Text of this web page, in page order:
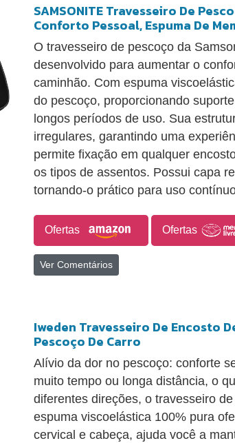
SAMSONITE Travesseiro De
Conforto Pessoal, Espuma De
O travesseiro de pescoço da
desenvolvido para aumentar o
caminhão. Com espuma
do pescoço, proporcionando
longos períodos de uso. Sua
irregulares, garantindo uma
permite fixação em qualquer
os tipos de assentos. Possui capa
tornando-o prático para uso
Ofertas Ofertas
Ver Comentários
Iweden Travesseiro De Encosto
Pescoço De Carro
Alívio da dor no pescoço: conforte
muito tempo ou longa distância, o
diferentes direções, o travesseiro
espuma viscoelástica 100% pura
cervical e cabeça, ajuda você a